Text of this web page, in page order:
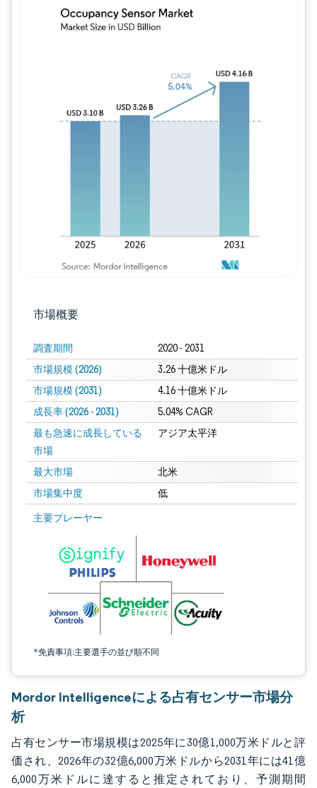
市場概要
調査期間 2020 - 2031
市場規模 (2026) 3.26 十億米ドル
市場規模 (2031) 4.16 十億米ドル
成長率 (2026 - 2031) 5.04% CAGR
最も急速に成長している
市場
アジア太平洋
最大市場 北米
市場集中度 低
主要プレーヤー
*免責事項:主要選手の並び順不同
画像 © Mordor Intelligence。再利用にはCC BY 4.0の表示が必要です。
Mordor Intelligenceによる占有センサー市場分
析
占有センサー市場規模は2025年に30億1,000万米ドルと評
価され、2026年の32億6,000万米ドルから2031年には41億
6,000万米ドルに達すると推定されており、予測期間